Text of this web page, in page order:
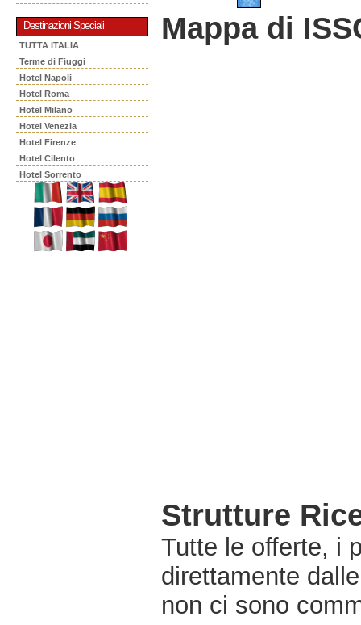
Destinazioni Speciali
TUTTA ITALIA
Terme di Fiuggi
Hotel Napoli
Hotel Roma
Hotel Milano
Hotel Venezia
Hotel Firenze
Hotel Cilento
Hotel Sorrento
Mappa di
Strutture
Tutte le offerte, i
direttamente
non ci sono